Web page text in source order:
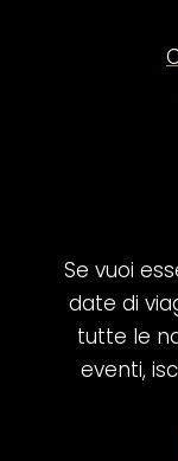
Se vuoi
date di
tutte le
eventi,